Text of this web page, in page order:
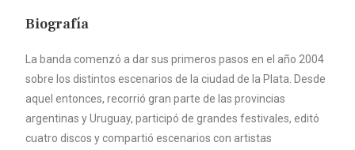
Biografía
La banda comenzó a dar sus primeros pasos en el año 2004
sobre los distintos escenarios de la ciudad de la Plata. Desde
aquel entonces, recorrió gran parte de las provincias
argentinas y Uruguay, participó de grandes festivales, editó
cuatro discos y compartió escenarios con artistas